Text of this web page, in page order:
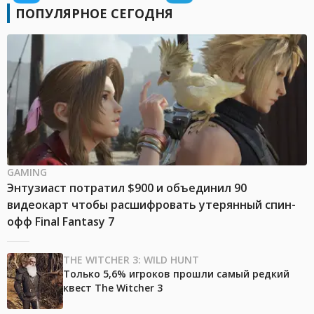
ПОПУЛЯРНОЕ СЕГОДНЯ
GAMING
Энтузиаст потратил $900 и объединил 90
видеокарт чтобы расшифровать утерянный спин-
офф Final Fantasy 7
THE WITCHER 3: WILD HUNT
Только 5,6% игроков прошли самый редкий
квест The Witcher 3